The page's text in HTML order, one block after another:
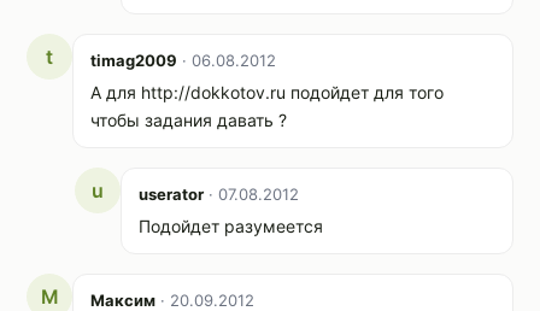
t timag2009 · 06.08.2012
А для http://dokkotov.ru подойдет для того
чтобы задания давать ?
u userator · 07.08.2012
Подойдет разумеется
М Максим · 20.09.2012